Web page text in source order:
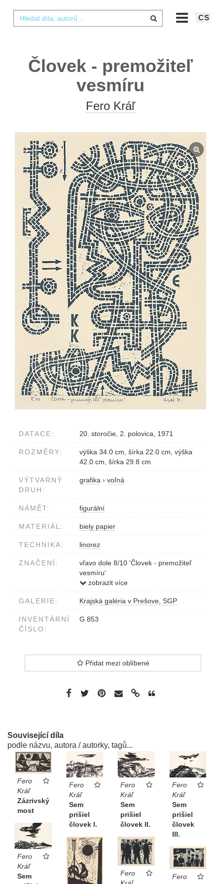
CS
Človek - premožiteľ
vesmíru
Fero Kráľ
DATACE: 20. storočie, 2. polovica, 1971
ROZMĚRY:
výška 34.0 cm, šírka 22.0 cm, výška
42.0 cm, šírka 29.8 cm
VÝTVARNÝ
DRUH:
grafika › voľná
NÁMĚT: figurální
MATERIÁL: biely papier
TECHNIKA: linorez
ZNAČENÍ:
vľavo dole 8/10 'Človek - premožiteľ
vesmíru'
vpravo dole Kráľ 71
zobrazit více
GALERIE: Krajská galéria v Prešove, SGP
INVENTÁRNÍ
ČÍSLO:
G 853
Přidat mezi oblíbené
Související díla
podle názvu, autora / autorky, tagů...
Fero
Kráľ
Zázrivský
most
Fero
Kráľ
Sem
prišiel
človek I.
Fero
Kráľ
Sem
prišiel
človek II.
Fero
Kráľ
Sem
prišiel
človek
III.
Fero
Kráľ
Sem
Fero
Fero